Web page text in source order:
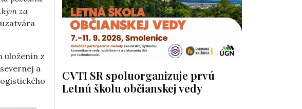
za
uzatvára
uloženín z
a
CVTI SR spoluorganizuje prvú
Letnú školu občianskej vedy